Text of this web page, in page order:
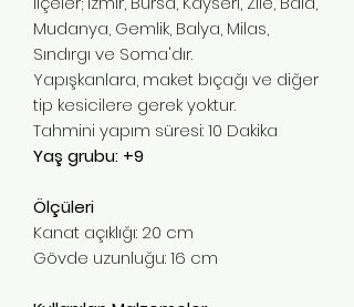
Mudanya, Gemlik, Balya, Milas,
Sındırgı ve Soma'dır.
Yapışkanlara, maket bıçağı ve diğer
tip kesicilere gerek yoktur.
Tahmini yapım süresi: 10 Dakika
Yaş grubu: +9
Ölçüleri
Kanat açıklığı: 20 cm
Gövde uzunluğu: 16 cm